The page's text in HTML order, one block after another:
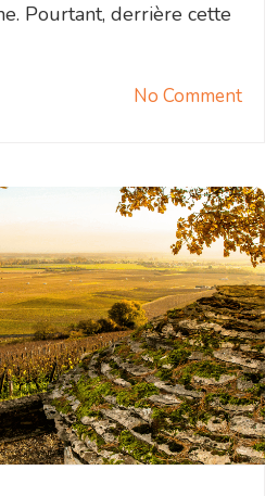
Pourtant, derrière cette
No Comment